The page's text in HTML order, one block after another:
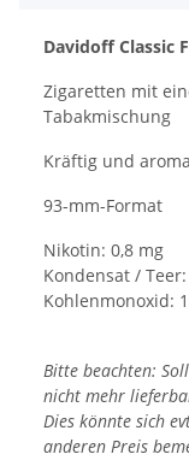
Davidoff Classic
Zigaretten mit
Tabakmischung
Kräftig und
93-mm-Format
Nikotin: 0,8 mg
Kondensat /
Kohlenmonoxid:
Bitte beachten:
nicht mehr
Dies könnte sich
anderen Preis